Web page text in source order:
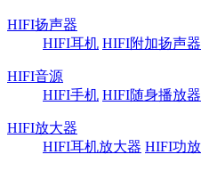
HIFI扬声器
HIFI耳机 HIFI附加扬声器
HIFI音源
HIFI手机 HIFI随身播放器
HIFI放大器
HIFI耳机放大器 HIFI功放